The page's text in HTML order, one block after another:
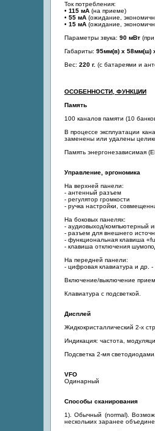
Ток потребления:
• 115 мА (на приеме)
• 55 мА (ожидание,
• 15 мА (ожидание,
Параметры звука: 90 мВт
Габариты: 95мм(в) х 58мм(ш)
Вес: 220 г. (с батареями и
ОСОБЕННОСТИ, ФУНКЦИИ
Память
100 каналов памяти (10
В процессе эксплуатации
заменены или удалены
Память энергонезависимая
Управление, эргономика
На верхней панели:
- антенный разъем
- регулятор громкости
- ручка настройки,
На боковых панелях:
- аудиовыход/компьютерный
- разъем для внешнего
- функциональная клавиша
- клавиша отключения
На передней панели:
- цифровая клавиатура и др. -
Включение/выключение
Клавиатура с подсветкой.
Дисплей
Жидкокристаллический 2-х
Индикация: частота,
Подсветка 2-мя
VFO
Одинарный
Способы сканирования
1). Обычный (normal).
нескольких заранее